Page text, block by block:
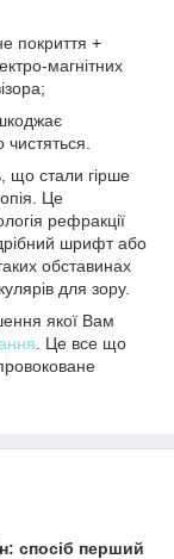
покриття +
магнітних
що стали гірше
Це
рефракції
шрифт або
обставинах
для зору.
якої Вам
. Це все що
спосіб перший